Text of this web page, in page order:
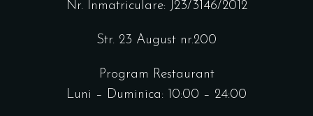
Nr. Înmatriculare: J23/3146/2012
Str. 23 August nr.200
Program Restaurant
Luni – Duminica: 10:00 – 24:00